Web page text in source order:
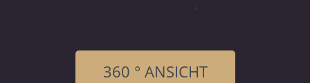
360 ° ANSICHT